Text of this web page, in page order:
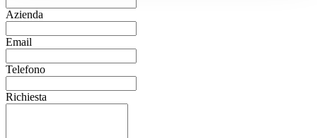
Azienda
Email
Telefono
Richiesta